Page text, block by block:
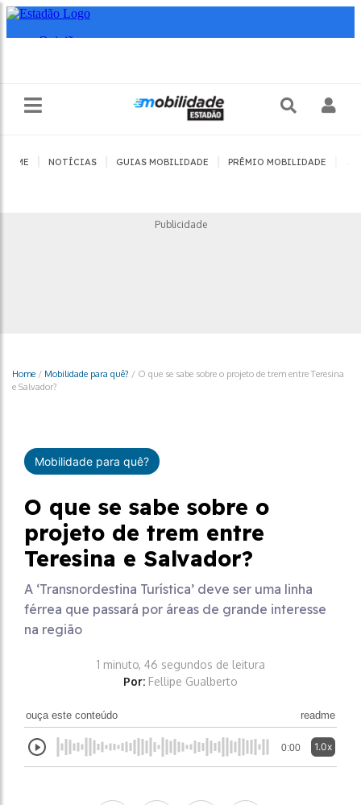
HOME NOTÍCIAS GUIAS MOBILIDADE PRÊMIO MOBILIDADE
Publicidade
Home / Mobilidade para quê? / O que se sabe sobre o projeto de trem entre Teresina
e Salvador?
Mobilidade para quê?
O que se sabe sobre o
projeto de trem entre
Teresina e Salvador?
A ‘Transnordestina Turística’ deve ser uma linha
férrea que passará por áreas de grande interesse
na região
1 minuto, 46 segundos de leitura
Por: Fellipe Gualberto
ouça este conteúdo readme
0:00 1.0x